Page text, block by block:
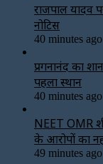
राजपाल यादव
नोटिस
40 minutes ago
प्रगनानंद का
पहला स्थान
40 minutes ago
NEET OMR
के आरोपों का
49 minutes ago